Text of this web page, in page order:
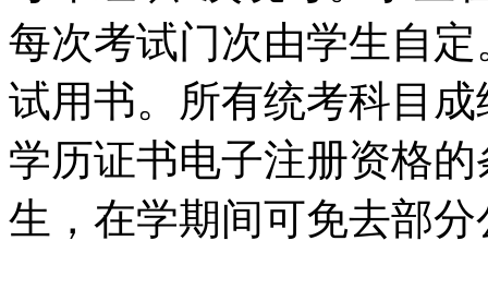
每次考试门次由学生自
试用书。所有统考科目
学历证书电子注册资格
生，在学期间可免去部